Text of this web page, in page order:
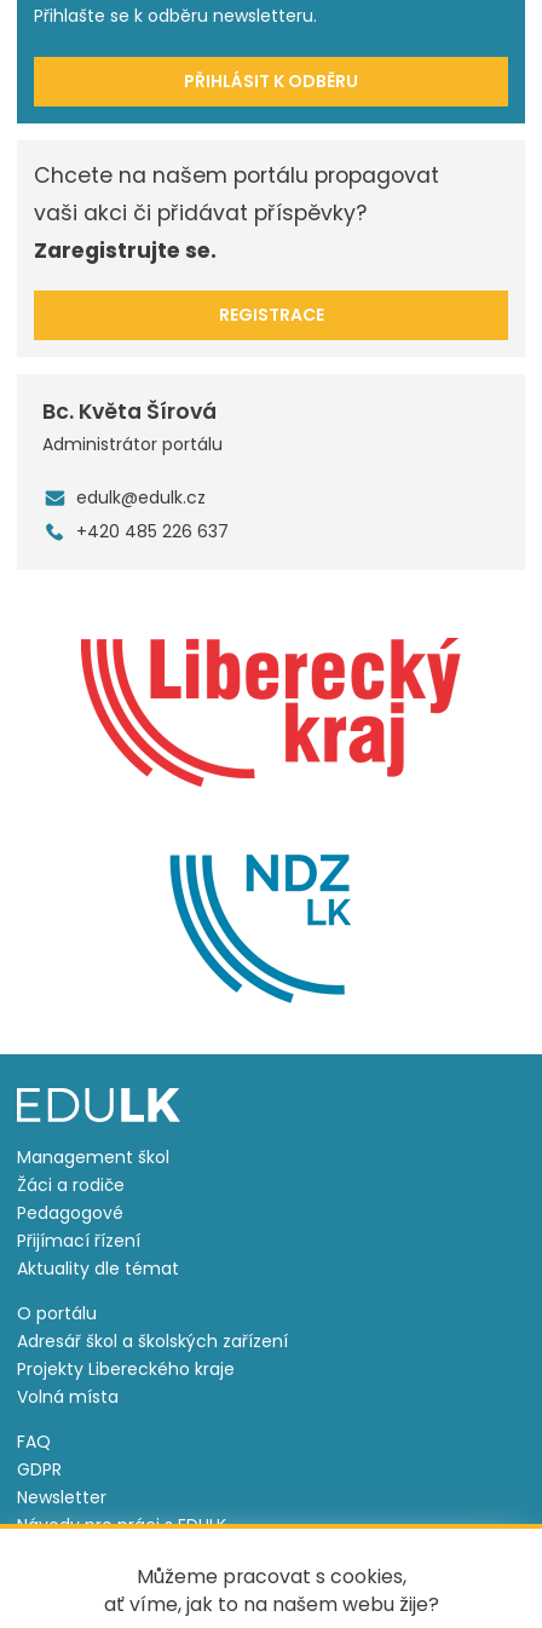
Můžeme pracovat s cookies,
ať víme, jak to na našem webu žije?
Přihlašte se k odběru newsletteru.
PŘIHLÁSIT K ODBĚRU
Chcete na našem portálu propagovat
vaši akci či přidávat příspěvky?
Zaregistrujte se.
REGISTRACE
Bc. Květa Šírová
Administrátor portálu
edulk@edulk.cz
+420 485 226 637
Management škol
Žáci a rodiče
Pedagogové
Přijímací řízení
Aktuality dle témat
O portálu
Adresář škol a školských zařízení
Projekty Libereckého kraje
Volná místa
FAQ
GDPR
Newsletter
Návody pro práci s EDULK
Nastavení cookies
Informace o souborech cookie